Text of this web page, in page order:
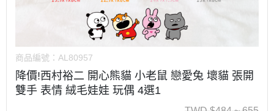
商品編號： AL80957
降價!西村裕二 開心熊貓 小老鼠 戀愛兔 壞貓 張開
雙手 表情 絨毛娃娃 玩偶 4選1